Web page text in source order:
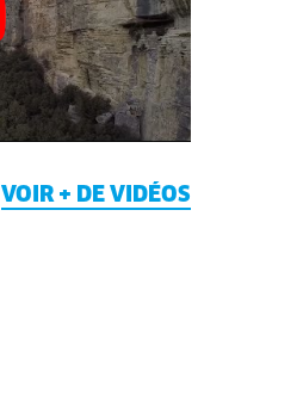
VOIR + DE VIDÉOS